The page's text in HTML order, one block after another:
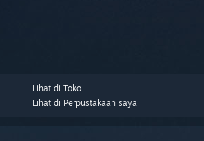
Lihat di Toko
Lihat di Perpustakaan saya